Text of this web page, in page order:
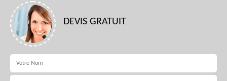
DEVIS GRATUIT